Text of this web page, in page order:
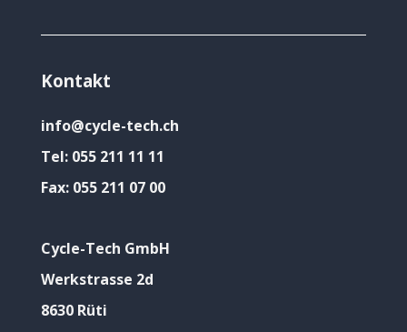
Kontakt
info@cycle-tech.ch
Tel: 055 211 11 11
Fax: 055 211 07 00
Cycle-Tech GmbH
Werkstrasse 2d
8630 Rüti